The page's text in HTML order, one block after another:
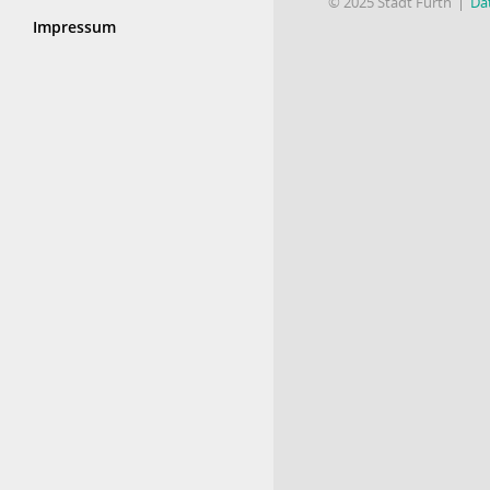
Impressum